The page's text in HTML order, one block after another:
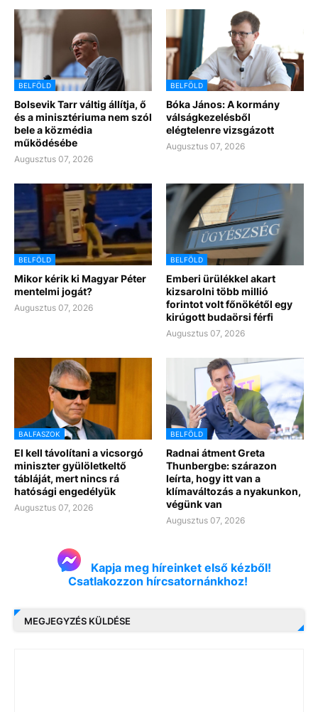
BELFÖLD
Bolsevik Tarr váltig állítja, ő
és a minisztériuma nem szól
bele a közmédia
működésébe
Augusztus 07, 2026
BELFÖLD
Bóka János: A kormány
válságkezelésből
elégtelenre vizsgázott
Augusztus 07, 2026
BELFÖLD
Mikor kérik ki Magyar Péter
mentelmi jogát?
Augusztus 07, 2026
BELFÖLD
Emberi ürülékkel akart
kizsarolni több millió
forintot volt főnökétől egy
kirúgott budaörsi férfi
Augusztus 07, 2026
BALFASZOK
El kell távolítani a vicsorgó
miniszter gyülöletkeltő
tábláját, mert nincs rá
hatósági engedélyük
Augusztus 07, 2026
BELFÖLD
Radnai átment Greta
Thunbergbe: szárazon
leírta, hogy itt van a
klímaváltozás a nyakunkon,
végünk van
Augusztus 07, 2026
Kapja meg híreinket első kézből!
Csatlakozzon hírcsatornánkhoz!
MEGJEGYZÉS KÜLDÉSE